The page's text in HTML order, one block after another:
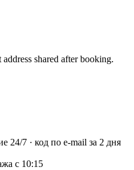
shared after booking.
24/7 · код по e-mail за 2 дня
с 10:15